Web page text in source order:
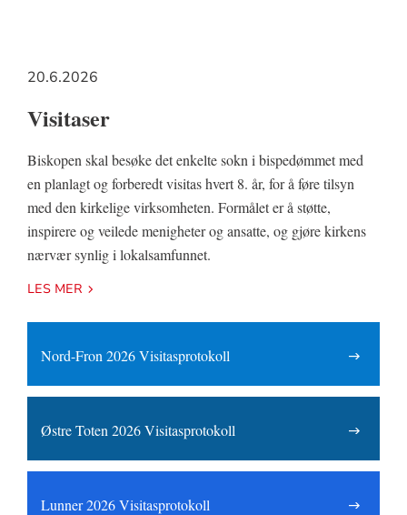
20.6.2026
Visitaser
Biskopen skal besøke det enkelte sokn i bispedømmet med
en planlagt og forberedt visitas hvert 8. år, for å føre tilsyn
med den kirkelige virksomheten. Formålet er å støtte,
inspirere og veilede menigheter og ansatte, og gjøre kirkens
nærvær synlig i lokalsamfunnet.
LES MER
Nord-Fron 2026 Visitasprotokoll
Østre Toten 2026 Visitasprotokoll
Lunner 2026 Visitasprotokoll